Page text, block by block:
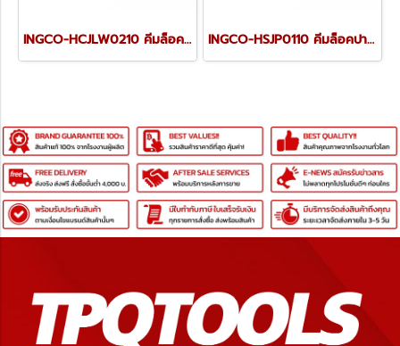
INGCO-HCJLW0210 คีมล็อคปากโค้ง 10 นิ้ว INGCO INGCO-HSJP0110 คีมล็อคปากตรง 10 นิ้ว INGCO